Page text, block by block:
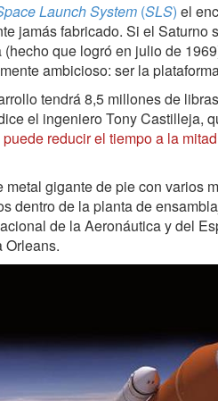
Launch System (SLS) el
jamás fabricado. Si el Saturno
(hecho que logró en julio de
ambicioso: ser la
tendrá 8,5 millones de
el ingeniero Tony Castilleja,
reducir el tiempo a la
metal gigante de pie con varios
dentro de la planta de
de la Aeronáutica y del
Orleans.